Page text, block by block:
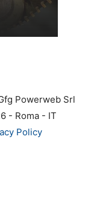
Powerweb Srl
- Roma - IT
Policy